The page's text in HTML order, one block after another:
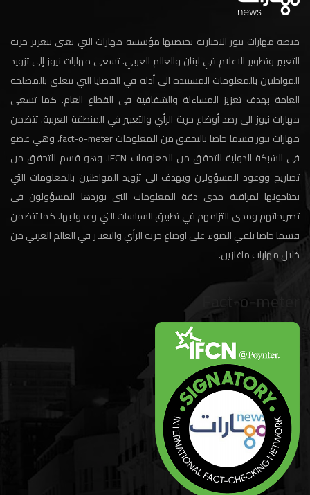
منصة مهارات نيوز الاخبارية تحتضنها مؤسسة مهارات التي تعنى بتعزيز حرية
التعبير وتطوير الاعلام في لبنان والعالم العربي. تسعى مهارات نيوز إلى تزويد
المواطنين بالمعلومات المستندة الى أدلة في القضايا التي تتعلق بالمصلحة
العامة بهدف تعزيز المساءلة والشفافية في القطاع العام. كما تسعى
مهارات نيوز الى رصد أوضاع حرية الرأي والتعبير في المنطقة العربية. تتضمن
مهارات نيوز قسما خاصا بالتحقق من المعلومات fact-o-meter، وهي عضو
في الشبكة الدولية للتحقق من المعلومات IFCN. وهو قسم للتحقق من
تصاريح ووعود المسؤولين ويهدف الى تزويد المواطنين بالمعلومات التي
يحتاجونها لمراقبة مدى دقة المعلومات التي يوردها المسؤولون في
تصريحاتهم ومدى التزامهم في تطبيق السياسات التي وعدوا بها. كما تتضمن
قسما خاصا يلقي الضوء على اوضاع حرية الرأي والتعبير في العالم العربي من
خلال مهارات ماغازين.
Fact-o-meter